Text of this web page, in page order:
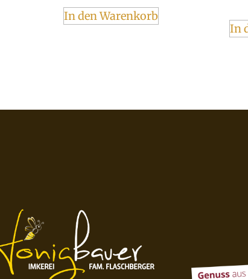
In den Warenkorb
In